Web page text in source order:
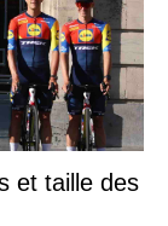
et taille des